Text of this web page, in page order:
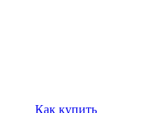
Как купить